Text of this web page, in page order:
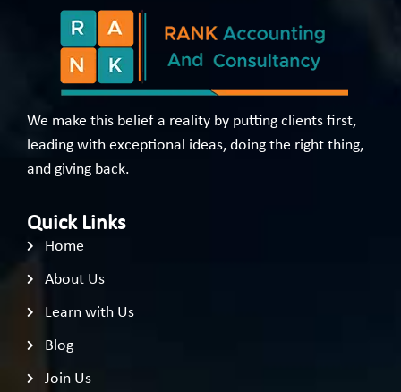
We make this belief a reality by putting clients first,
leading with exceptional ideas, doing the right thing,
and giving back.
Quick Links
Home
About Us
Learn with Us
Blog
Join Us